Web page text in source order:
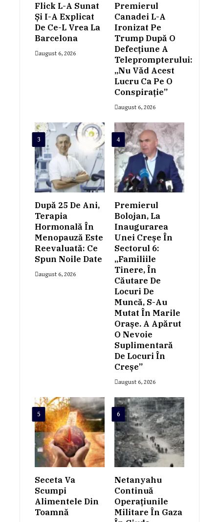
Flick L-A Sunat
Și I-A Explicat
De Ce-L Vrea La
Barcelona
august 6, 2026
Premierul
Canadei L-A
Ironizat Pe
Trump După O
Defecțiune A
Teleprompterului:
„Nu Văd Acest
Lucru Ca Pe O
Conspiraţie”
august 6, 2026
3
După 25 De Ani,
Terapia
Hormonală În
Menopauză Este
Reevaluată: Ce
Spun Noile Date
august 6, 2026
4
Premierul
Bolojan, La
Inaugurarea
Unei Creșe În
Sectorul 6:
„Familiile
Tinere, În
Căutare De
Locuri De
Muncă, S-Au
Mutat În Marile
Orașe. A Apărut
O Nevoie
Suplimentară
De Locuri În
Creșe”
august 6, 2026
5
Seceta Va
Scumpi
Alimentele Din
Toamnă
6
Netanyahu
Continuă
Operațiunile
Militare În Gaza